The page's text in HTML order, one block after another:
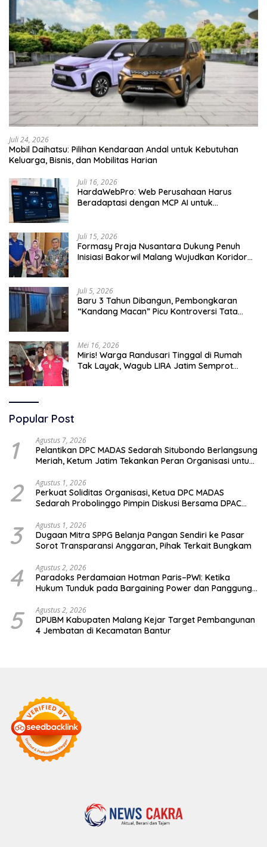
Juli 24, 2026
Mobil Daihatsu: Pilihan Kendaraan Andal untuk Kebutuhan
Keluarga, Bisnis, dan Mobilitas Harian
Juli 16, 2026
HardaWebPro: Web Perusahaan Harus
Beradaptasi dengan MCP AI untuk
Juli 15, 2026
Formasy Praja Nusantara Dukung Penuh
Inisiasi Bakorwil Malang Wujudkan Koridor
Juli 5, 2026
Baru 3 Tahun Dibangun, Pembongkaran
“Kandang Macan” Picu Kontroversi Tata
Mei 16, 2026
Miris! Warga Randusari Tinggal di Rumah
Tak Layak, Wagub LIRA Jatim Semprot
Popular Post
1 Agustus 7, 2026
Pelantikan DPC MADAS Sedarah Situbondo Berlangsung
Meriah, Ketum Jatim Tekankan Peran Organisasi untuk
2 Agustus 1, 2026
Perkuat Soliditas Organisasi, Ketua DPC MADAS
Sedarah Probolinggo Pimpin Diskusi Bersama DPAC
3 Agustus 1, 2026
Dugaan Mitra SPPG Belanja Pangan Sendiri ke Pasar
Sorot Transparansi Anggaran, Pihak Terkait Bungkam
4 Agustus 2, 2026
Paradoks Perdamaian Hotman Paris–PWI: Ketika
Hukum Tunduk pada Bargaining Power dan Panggung
5 Agustus 2, 2026
DPUBM Kabupaten Malang Kejar Target Pembangunan
4 Jembatan di Kecamatan Bantur